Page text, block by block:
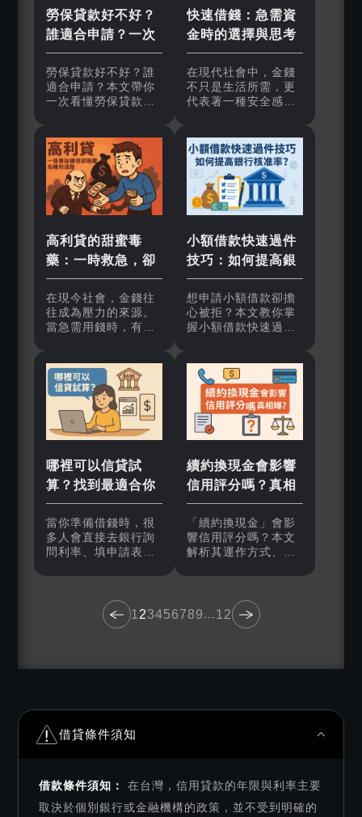
勞保貸款好不好？
誰適合申請？一次
說清楚
勞保貸款好不好？誰
適合申請？本文帶你
一次看懂勞保貸款的
額信貸差異，幫助勞
工判斷是否合適，避
免錯過合法又低利率
的資金管道。
快速借錢：急需資
金時的選擇與思考
在現代社會中，金錢
不只是生活所需，更
代表著一種安全感。
要醫療費用、工作資
金周轉不靈，或是日
常開銷一時吃緊，第
一個浮現在腦海的想
法，往往就是「我需
要快速借錢」。
高利貸的甜蜜毒
藥：一時救急，卻
可能毀了一生
在現今社會，金錢往
往成為壓力的來源。
當急需用錢時，有些
出現，表面上是「幫
助」那些被正規金融
體系拒之門外的人，
但背後卻隱藏著許多
陷阱與代價。
小額借款快速過件
技巧：如何提高銀
行核准率？
想申請小額借款卻擔
心被拒？本文教你掌
握小額借款快速過件
選對借款管道，提升
銀行核准率，讓你借
錢更省時又安心。
哪裡可以信貸試
算？找到最適合你
的借貸方案
當你準備借錢時，很
多人會直接去銀行詢
問利率、填申請表，
圖，讓你在走進貸款
的世界前，先看清楚
會不會走到一半就跌
續約換現金會影響
信用評分嗎？真相
曝光
「續約換現金」會影
響信用評分嗎？本文
解析其運作方式、可
你安全取得資金不傷
1 23456789 12
借貸條件須知
借款條件須知：在台灣，信用貸款的年限與利率主要
取決於個別銀行或金融機構的政策，並不受到明確的